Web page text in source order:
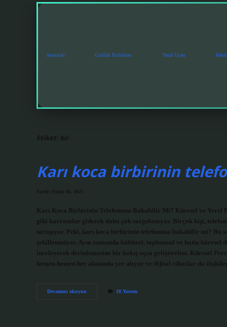
Anasayfa Gizlilik Politikası Yasal Uyarı
Etiket: bir
Karı koca birbirinin
Tarih: Ekim 30, 2025
Karı Koca Birbirinin Telefonuna Bakabilir Mi? Küresel ve Yerel
gibi kavramlar giderek daha çok sorgulanıyor. Birçok kişi,
tartışıyor. Peki, karı koca birbirinin telefonuna bakabilir mi?
şekillenmiyor. Aynı zamanda kültürel, toplumsal ve hatta küresel
inceleyerek derinlemesine bir bakış açısı geliştirelim. Küresel
hemen hemen her alanında yer alıyor ve dijital cihazlar da
Devamını okuyun 18 Yorum